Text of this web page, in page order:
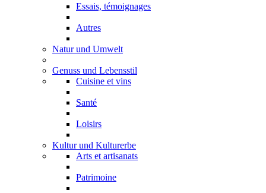
Essais, témoignages
Autres
Natur und Umwelt
Genuss und Lebensstil
Cuisine et vins
Santé
Loisirs
Kultur und Kulturerbe
Arts et artisanats
Patrimoine